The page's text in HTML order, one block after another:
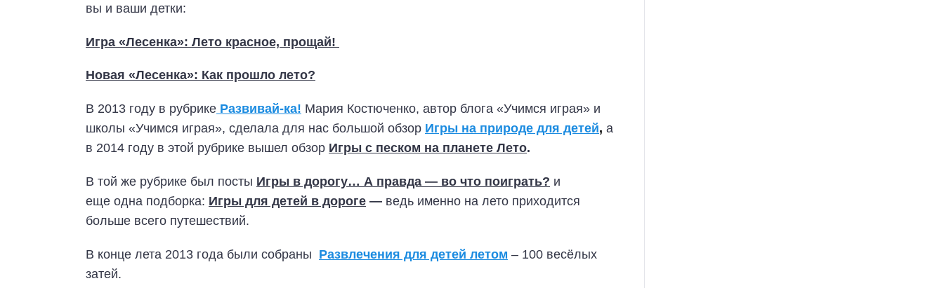
вы и ваши детки:
Игра «Лесенка»: Лето красное, прощай!
Новая «Лесенка»: Как прошло лето?
В 2013 году в рубрике Развивай-ка! Мария Костюченко, автор блога «Учимся играя» и
школы «Учимся играя», сделала для нас большой обзор Игры на природе для детей, а
в 2014 году в этой рубрике вышел обзор Игры с песком на планете Лето.
В той же рубрике был посты Игры в дорогу… А правда — во что поиграть? и
еще одна подборка: Игры для детей в дороге — ведь именно на лето приходится
больше всего путешествий.
В конце лета 2013 года были собраны Развлечения для детей летом – 100 весёлых
затей.